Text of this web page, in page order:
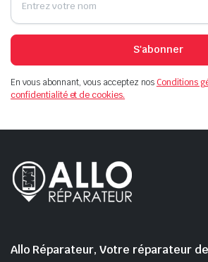
S'abonner
En vous abonnant, vous acceptez nosConditions
confidentialité et de cookies.
Allo Réparateur, Votre réparateur